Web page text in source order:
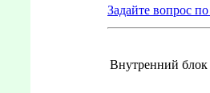
Задайте вопрос
Внутренний